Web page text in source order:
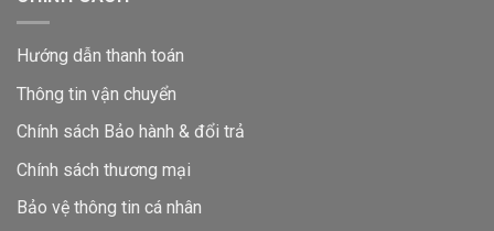
Hướng dẫn thanh toán
Thông tin vận chuyển
Chính sách Bảo hành & đổi trả
Chính sách thương mại
Bảo vệ thông tin cá nhân